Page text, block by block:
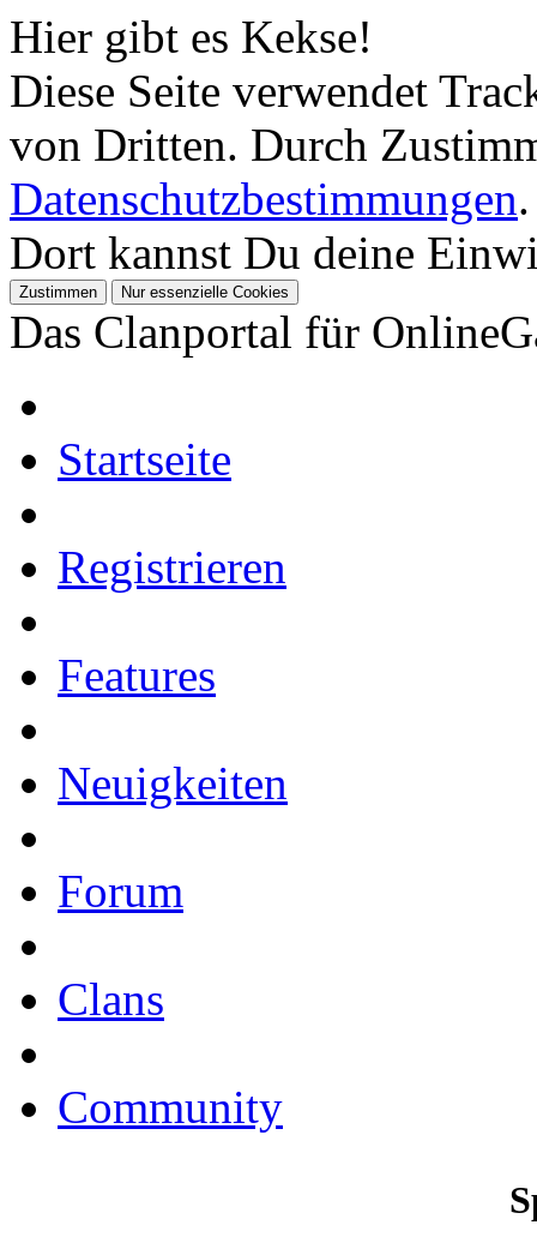
Hier gibt es Kekse!
Diese Seite verwendet
von Dritten. Durch
Datenschutzbestimmungen.
Dort kannst Du deine
Das Clanportal für
Startseite
Registrieren
Features
Neuigkeiten
Forum
Clans
Community